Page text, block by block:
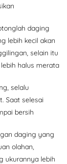
daging
lebih kecil akan
selain itu
halus merata
selalu
Saat selesai
bersih
daging yang
olahan,
ukurannya lebih